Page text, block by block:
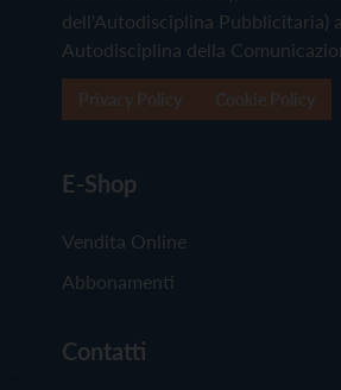
dell'Autodisciplina Pubblicitaria)
Autodisciplina della
E-Shop
Vendita Online
Abbonamenti
Contatti